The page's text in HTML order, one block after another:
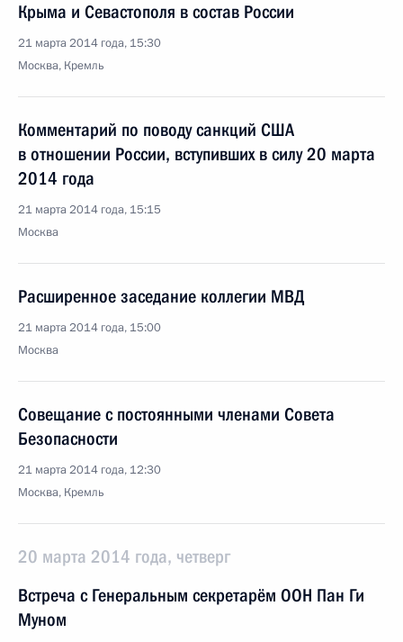
Крыма и Севастополя в состав России
21 марта 2014 года, 15:30
Москва, Кремль
Комментарий по поводу санкций США
в отношении России, вступивших в силу 20 марта
2014 года
21 марта 2014 года, 15:15
Москва
Расширенное заседание коллегии МВД
21 марта 2014 года, 15:00
Москва
Совещание с постоянными членами Совета
Безопасности
21 марта 2014 года, 12:30
Москва, Кремль
20 марта 2014 года, четверг
Встреча с Генеральным секретарём ООН Пан Ги
Муном